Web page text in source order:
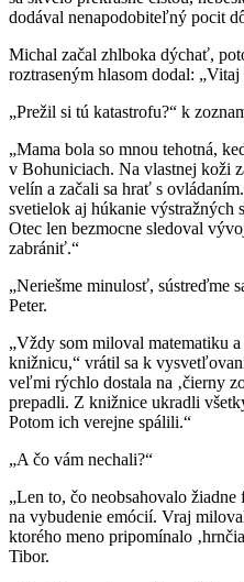
dodával nenapodobiteľný pocit
Michal začal zhlboka dýchať,
roztraseným hlasom dodal:
„Prežil si tú katastrofu?“ k
„Mama bola so mnou tehotná,
v Bohuniciach. Na vlastnej koži
velín a začali sa hrať s
svetielok aj húkanie výstražných
Otec len bezmocne sledoval
zabrániť.“
„Neriešme minulosť, sústreďme
Peter.
„Vždy som miloval matematiku
knižnicu,“ vrátil sa k
veľmi rýchlo dostala na ‚čierny
prepadli. Z knižnice ukradli
Potom ich verejne spálili.“
„A čo vám nechali?“
„Len to, čo neobsahovalo
na vybudenie emócií. Vraj
ktorého meno pripomínalo
Tibor.